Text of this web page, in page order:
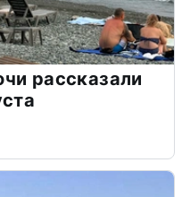
рассказали